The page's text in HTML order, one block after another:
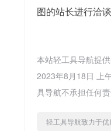
图的站长进行洽
本站轻工具导航提
2023年8月18日 上
具导航不承担任何责
轻工具导航致力于